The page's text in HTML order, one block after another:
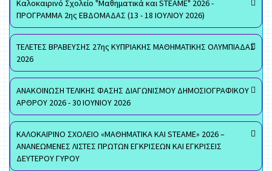
Καλοκαιρινό Σχολείο "Μαθηματικά και STEAME" 2026 -
ΠΡΟΓΡΑΜΜΑ 2ης ΕΒΔΟΜΑΔΑΣ (13 - 18 ΙΟΥΛΙΟΥ 2026)
ΤΕΛΕΤΕΣ ΒΡΑΒΕΥΣΗΣ 27ης ΚΥΠΡΙΑΚΗΣ ΜΑΘΗΜΑΤΙΚΗΣ ΟΛΥΜΠΙΑΔΑΣ
2026
ΑΝΑΚΟΙΝΩΣΗ ΤΕΛΙΚΗΣ ΦΑΣΗΣ ΔΙΑΓΩΝΙΣΜΟΥ ΔΗΜΟΣΙΟΓΡΑΦΙΚΟΥ
ΑΡΘΡΟΥ 2026 - 30 ΙΟΥΝΙΟΥ 2026
ΚΑΛΟΚΑΙΡΙΝΟ ΣΧΟΛΕΙΟ «ΜΑΘΗΜΑΤΙΚΑ ΚΑΙ STEAME» 2026 –
ΑΝΑΝΕΩΜΕΝΕΣ ΛΙΣΤΕΣ ΠΡΩΤΩΝ ΕΓΚΡΙΣΕΩΝ ΚΑΙ ΕΓΚΡΙΣΕΙΣ
ΔΕΥΤΕΡΟΥ ΓΥΡΟΥ